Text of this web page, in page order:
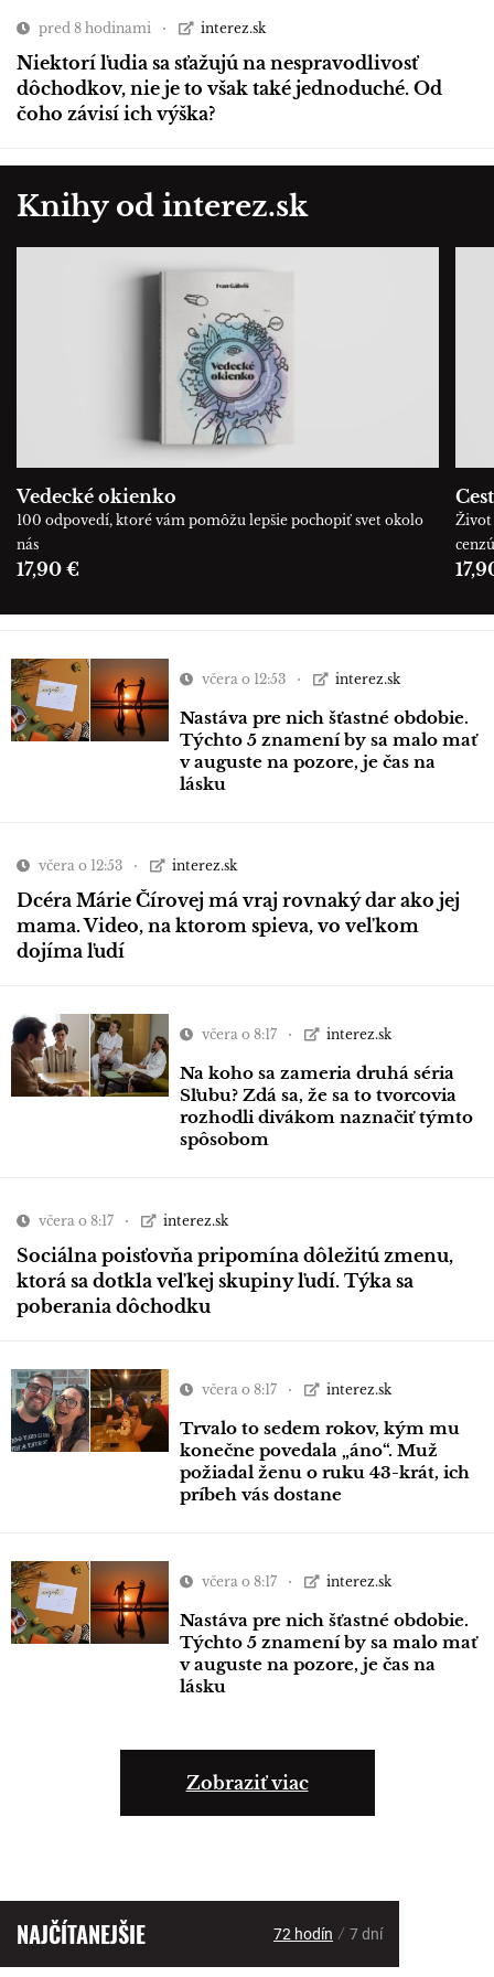
pred 8 hodinami interez.sk
Niektorí ľudia sa sťažujú na nespravodlivosť
dôchodkov, nie je to však také jednoduché. Od
čoho závisí ich výška?
Knihy od interez.sk
Vedecké okienko
100 odpovedí, ktoré vám pomôžu lepšie pochopiť svet okolo
nás
17,90 €
Život
včera o 12:53 interez.sk
Nastáva pre nich šťastné obdobie.
Týchto 5 znamení by sa malo mať
v auguste na pozore, je čas na
lásku
včera o 12:53 interez.sk
Dcéra Márie Čírovej má vraj rovnaký dar ako jej
mama. Video, na ktorom spieva, vo veľkom
dojíma ľudí
včera o 8:17 interez.sk
Na koho sa zameria druhá séria
Sľubu? Zdá sa, že sa to tvorcovia
rozhodli divákom naznačiť týmto
spôsobom
včera o 8:17 interez.sk
Sociálna poisťovňa pripomína dôležitú zmenu,
ktorá sa dotkla veľkej skupiny ľudí. Týka sa
poberania dôchodku
včera o 8:17 interez.sk
Trvalo to sedem rokov, kým mu
konečne povedala „áno“. Muž
požiadal ženu o ruku 43-krát, ich
príbeh vás dostane
včera o 8:17 interez.sk
Nastáva pre nich šťastné obdobie.
Týchto 5 znamení by sa malo mať
v auguste na pozore, je čas na
lásku
Zobraziť viac
NAJČÍTANEJŠIE 72 hodín / 7 dní